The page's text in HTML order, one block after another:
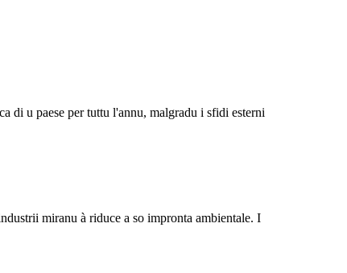
di u paese per tuttu l'annu, malgradu i sfidi esterni
miranu à riduce a so impronta ambientale. I